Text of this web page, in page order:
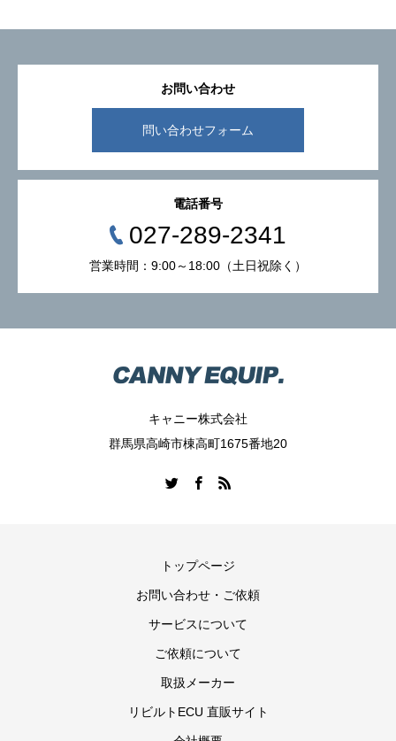
お問い合わせ
問い合わせフォーム
電話番号
027-289-2341
営業時間：9:00～18:00（土日祝除く）
キャニー株式会社
群馬県高崎市棟高町1675番地20
トップページ
お問い合わせ・ご依頼
サービスについて
ご依頼について
取扱メーカー
リビルトECU 直販サイト